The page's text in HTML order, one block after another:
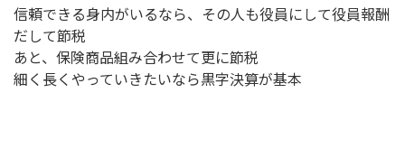
信頼できる身内がいるなら、その人も役員にして役員報酬
だして節税
あと、保険商品組み合わせて更に節税
細く長くやっていきたいなら黒字決算が基本